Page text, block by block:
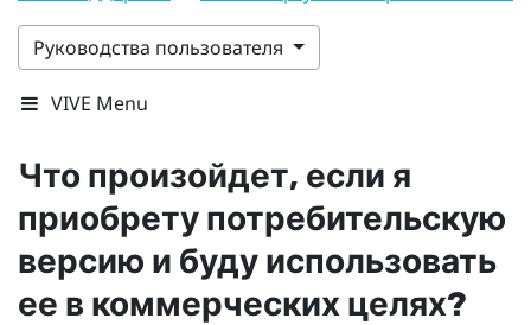
Руководства пользователя
VIVE Menu
Что произойдет, если я
приобрету потребительскую
версию и буду использовать
ее в коммерческих целях?